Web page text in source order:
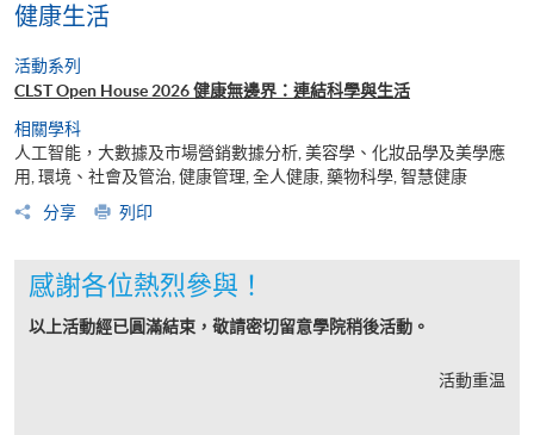
健康生活
活動系列
CLST Open House 2026 健康無邊界：連結科學與生活
相關學科
人工智能，大數據及市場營銷數據分析, 美容學、化妝品學及美學應
用, 環境、社會及管治, 健康管理, 全人健康, 藥物科學, 智慧健康
分享
列印
感謝各位熱烈參與！
以上活動經已圓滿結束，敬請密切留意學院稍後活動。
活動重温